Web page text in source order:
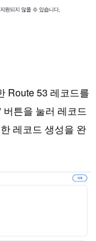
Route 53 레코드를
튼을 눌러 레코드
레코드 생성을 완